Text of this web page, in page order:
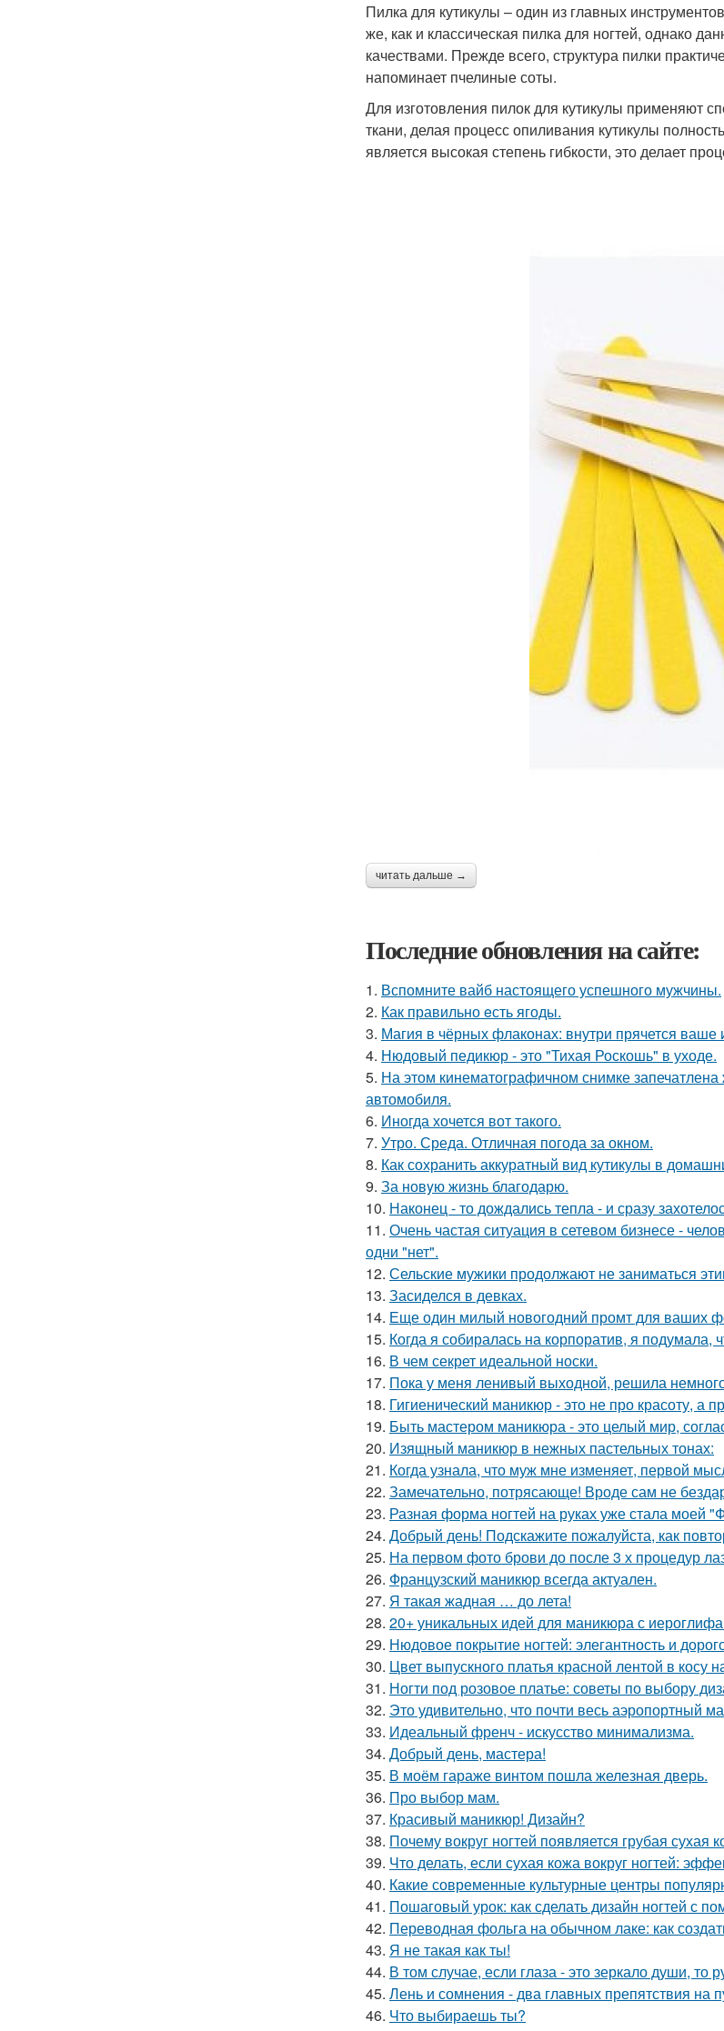
Пилка для кутикулы – один из главных
же, как и классическая пилка для ногтей, однако
качествами. Прежде всего, структура пилки
напоминает пчелиные соты.
Для изготовления пилок для кутикулы применяют
ткани, делая процесс опиливания кутикулы
является высокая степень гибкости, это делает
читать дальше →
Последние обновления на сайте:
1. Вспомните вайб настоящего успешного мужчины.
2. Как правильно eсть ягоды.
3. Магия в чёрных флаконах: внутри прячется ваше
4. Нюдовый педикюр - это "Тихая Роскошь" в уходе.
5. На этом кинематографичном снимке
автомобиля.
6. Иногда хочется вот такого.
7. Утро. Среда. Отличная погода за окном.
8. Как сохранить аккуратный вид кутикулы в
9. За новyю жизнь благодарю.
10. Наконец - то дождались тепла - и сразу
11. Очень частая ситуация в сетевом бизнесе -
одни "нет".
12. Сельские мужики продолжают не заниматься
13. Засиделся в девках.
14. Еще один милый новогодний промт для ваших
15. Когда я собиралась на корпоратив, я подумала,
16. В чем секрет идеальной носки.
17. Пока у меня ленивый выходной, решила немного
18. Гигиенический маникюр - это не про красоту, а
19. Быть мастером маникюра - это целый мир,
20. Изящный маникюр в нежных пастельных тонах:
21. Когда узнала, что муж мне изменяет, первой
22. Замечательно, потрясающе! Вроде сам не
23. Разная форма ногтей на руках уже стала моей
24. Добрый день! Подскажите пожалуйста, как
25. На первом фото брови до после 3 х процедур
26. Французский маникюр всегда актуален.
27. Я такая жадная … до лета!
28. 20+ уникальных идей для маникюра с
29. Нюдовое покрытие ногтей: элегантность и
30. Цвет выпускного платья красной лентой в косу
31. Ногти под розовое платье: советы по выбору
32. Это удивительно, что почти весь аэропортный
33. Идеальный френч - искусство минимализма.
34. Добрый день, мастера!
35. В моём гараже винтом пошла железная дверь.
36. Про выбор мам.
37. Красивый маникюр! Дизайн?
38. Почему вокруг ногтей появляется грубая
39. Что делать, если сухая кожа вокруг ногтей:
40. Какие современные культурные центры
41. Пошаговый урок: как сделать дизайн ногтей с
42. Переводная фольга на обычном лаке: как
43. Я не такая как ты!
44. В том случае, если глаза - это зеркало души,
45. Лень и сомнения - два главных препятствия на
46. Что выбираешь ты?